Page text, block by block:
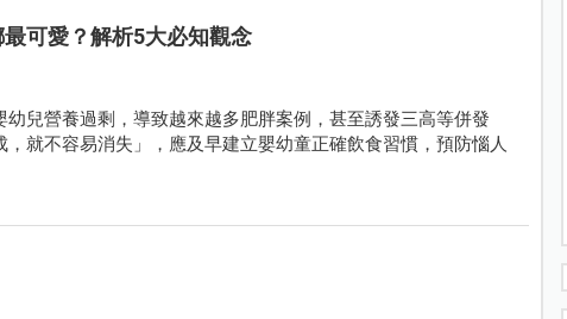
可愛？解析5大必知觀念
兒營養過剩，導致越來越多肥胖案例，甚至誘發三高等併發
就不容易消失」，應及早建立嬰幼童正確飲食習慣，預防惱人